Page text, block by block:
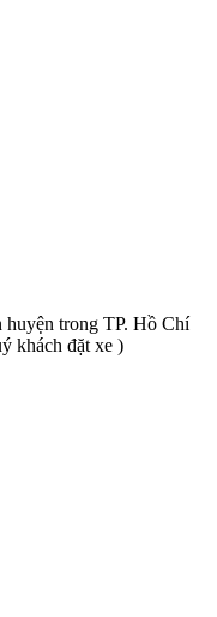
huyện trong TP. Hồ Chí
khách đặt xe )